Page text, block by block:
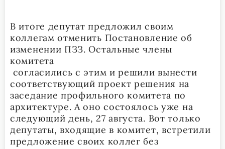
В итоге депутат предложил своим
коллегам отменить Постановление об
изменении ПЗЗ. Остальные члены
комитета
согласились с этим и решили вынести
соответствующий проект решения на
заседание профильного комитета по
архитектуре. А оно состоялось уже на
следующий день, 27 августа. Вот только
депутаты, входящие в комитет, встретили
предложение своих коллег без